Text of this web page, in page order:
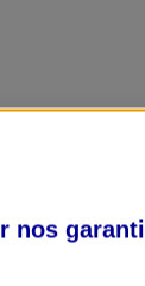
nos